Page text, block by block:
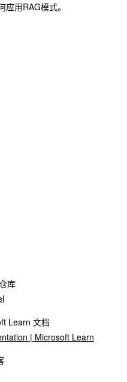
用RAG模式。
库
Learn 文档
| Microsoft Learn